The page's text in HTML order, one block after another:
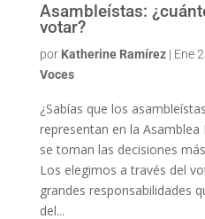
Asambleístas:
votar?
por Katherine Ramírez| Ene
Voces
¿Sabías que los
representan en la
se toman las decisiones
Los elegimos a través del
grandes responsabilidades
del...